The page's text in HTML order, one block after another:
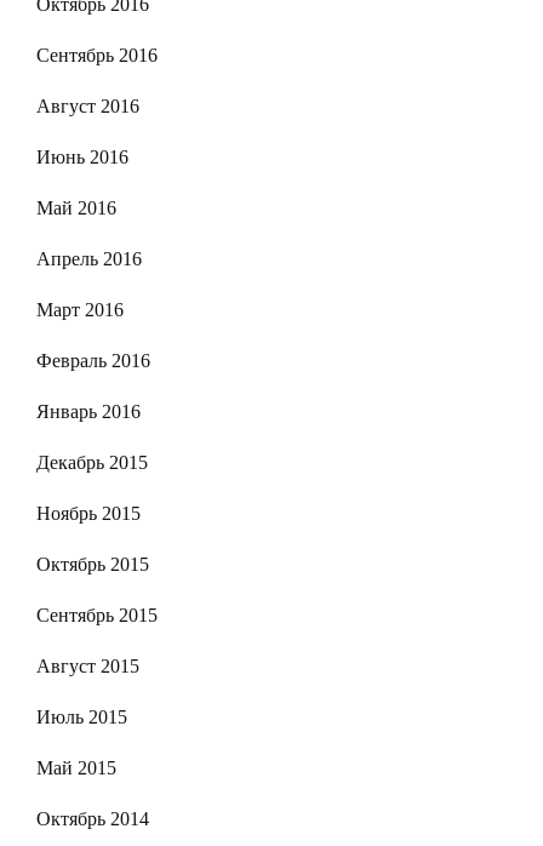
Сентябрь 2016
Август 2016
Июнь 2016
Май 2016
Апрель 2016
Март 2016
Февраль 2016
Январь 2016
Декабрь 2015
Ноябрь 2015
Октябрь 2015
Сентябрь 2015
Август 2015
Июль 2015
Май 2015
Октябрь 2014